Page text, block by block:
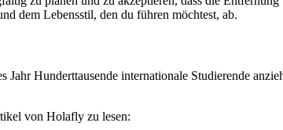
dem Lebensstil, den du führen möchtest, ab.
Jahr Hunderttausende internationale Studierende
von Holafly zu lesen: